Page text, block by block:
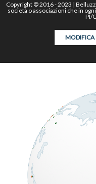
Copyright © 2016 - 2023 |
società o associazioni che in
PI/
MODIFICA